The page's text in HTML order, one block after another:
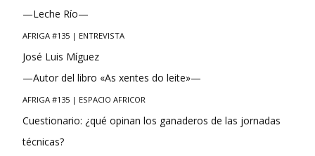
—Leche Río—
AFRIGA #135 | ENTREVISTA
José Luis Míguez
—Autor del libro «As xentes do leite»—
AFRIGA #135 | ESPACIO AFRICOR
Cuestionario: ¿qué opinan los ganaderos de las jornadas
técnicas?